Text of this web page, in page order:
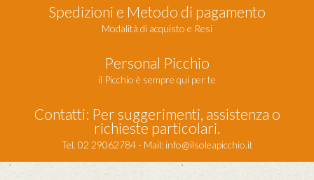
Spedizioni e Metodo di pagamento
Modalità di acquisto e Resi
Personal Picchio
il Picchio è sempre qui per te
Contatti: Per suggerimenti, assistenza o
richieste particolari.
Tel. 02 29062784 - Mail: info@ilsoleapicchio.it